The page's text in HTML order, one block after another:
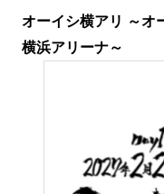
オーイシ横アリ ～オ
横浜アリーナ～